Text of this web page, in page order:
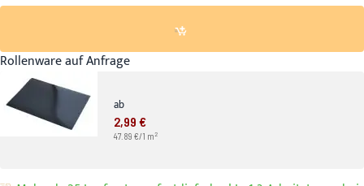
Rollenware auf Anfrage
ab
2,99 €
47.89 €/1 m 2